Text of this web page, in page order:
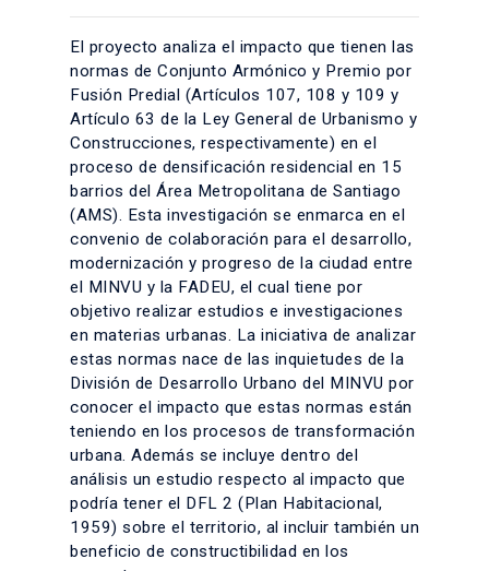
El proyecto analiza el impacto que tienen las
normas de Conjunto Armónico y Premio por
Fusión Predial (Artículos 107, 108 y 109 y
Artículo 63 de la Ley General de Urbanismo y
Construcciones, respectivamente) en el
proceso de densificación residencial en 15
barrios del Área Metropolitana de Santiago
(AMS). Esta investigación se enmarca en el
convenio de colaboración para el desarrollo,
modernización y progreso de la ciudad entre
el MINVU y la FADEU, el cual tiene por
objetivo realizar estudios e investigaciones
en materias urbanas. La iniciativa de analizar
estas normas nace de las inquietudes de la
División de Desarrollo Urbano del MINVU por
conocer el impacto que estas normas están
teniendo en los procesos de transformación
urbana. Además se incluye dentro del
análisis un estudio respecto al impacto que
podría tener el DFL 2 (Plan Habitacional,
1959) sobre el territorio, al incluir también un
beneficio de constructibilidad en los